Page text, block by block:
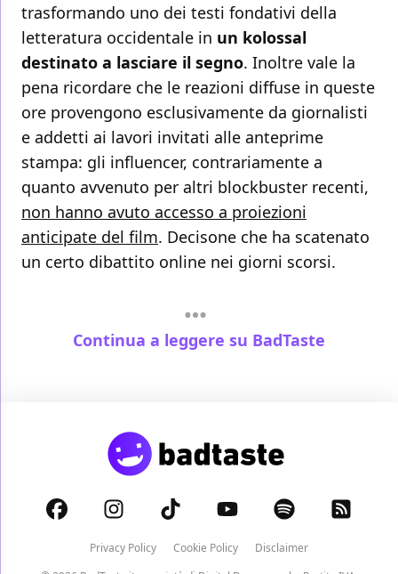
trasformando uno dei testi fondativi della
letteratura occidentale in un kolossal
destinato a lasciare il segno. Inoltre vale la
pena ricordare che le reazioni diffuse in queste
ore provengono esclusivamente da giornalisti
e addetti ai lavori invitati alle anteprime
stampa: gli influencer, contrariamente a
quanto avvenuto per altri blockbuster recenti,
non hanno avuto accesso a proiezioni
anticipate del film. Decisone che ha scatenato
un certo dibattito online nei giorni scorsi.
Continua a leggere su BadTaste
Privacy Policy Cookie Policy
Disclaimer